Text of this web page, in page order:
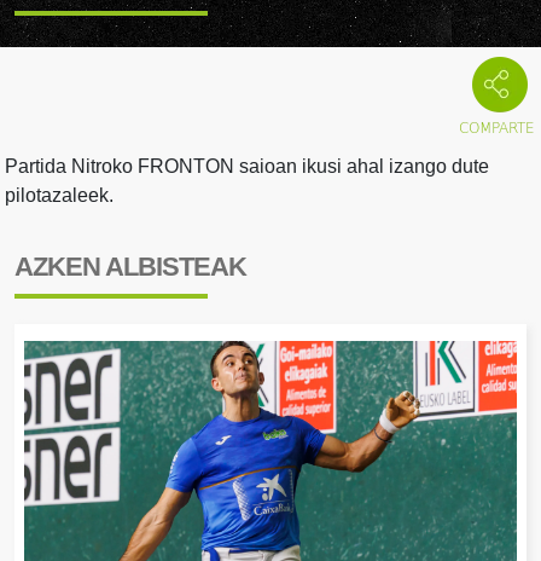
Partida Nitroko FRONTON saioan ikusi ahal izango dute
pilotazaleek.
AZKEN ALBISTEAK